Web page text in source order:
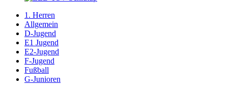
1. Herren
Allgemein
D-Jugend
E1 Jugend
E2-Jugend
F-Jugend
Fußball
G-Junioren